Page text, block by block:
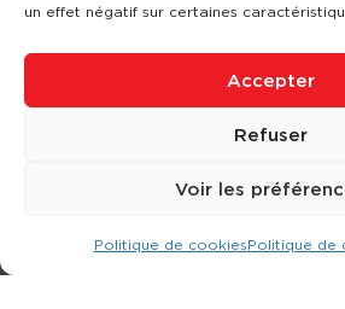
un effet négatif sur certaines
Accepter
Refuser
Voir les
Politique de cookiesPolitique de